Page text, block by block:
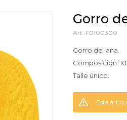
gorro
F0100300
Gorro de lana.
Composición:
Talle único.
Este